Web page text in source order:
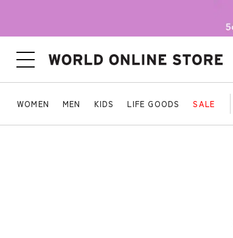
WOMEN MEN KIDS LIFE GOODS SALE